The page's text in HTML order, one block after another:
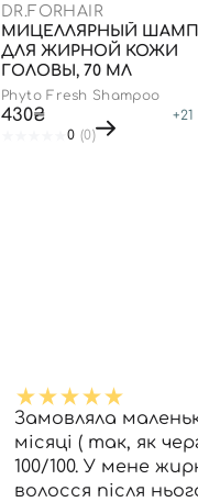
DR.FORHAIR
МИЦЕЛЛЯРНЫЙ
ДЛЯ ЖИРНОЙ КОЖИ
ГОЛОВЫ, 70 МЛ
Phyto Fresh Shampoo
430₴ +21
0 (0)
Замовляла
місяці ( так, як
100/100. У мене
волосся після